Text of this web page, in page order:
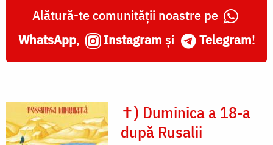
Alătură-te comunității noastre pe
WhatsApp, Instagram și Telegram!
✝) Duminica a 18-a
după Rusalii